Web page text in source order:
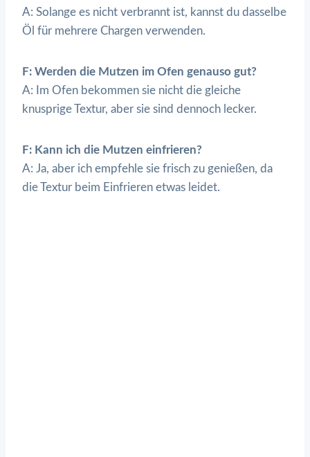
A: Solange es nicht verbrannt ist, kannst du dasselbe
Öl für mehrere Chargen verwenden.
F: Werden die Mutzen im Ofen genauso gut?
A: Im Ofen bekommen sie nicht die gleiche
knusprige Textur, aber sie sind dennoch lecker.
F: Kann ich die Mutzen einfrieren?
A: Ja, aber ich empfehle sie frisch zu genießen, da
die Textur beim Einfrieren etwas leidet.